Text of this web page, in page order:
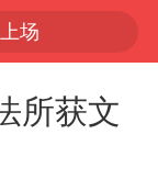
面”店
所获文